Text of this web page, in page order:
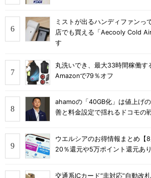
ミストが出るハンディファン
店でも買える「Aecooly Cold
す
丸洗いでき、最大33時間稼働す
Amazonで79％オフ
ahamoの「40GB化」は値上げ
善と料金設定で揺れるドコモの
ウエルシアのお得情報まとめ
20％還元や5万ポイント還元あり
交通系ICカード“非対応”自動改